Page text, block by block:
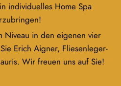
individuelles Home Spa
Niveau in den eigenen vier
Erich Aigner, Fliesenleger-
Wir freuen uns auf Sie!